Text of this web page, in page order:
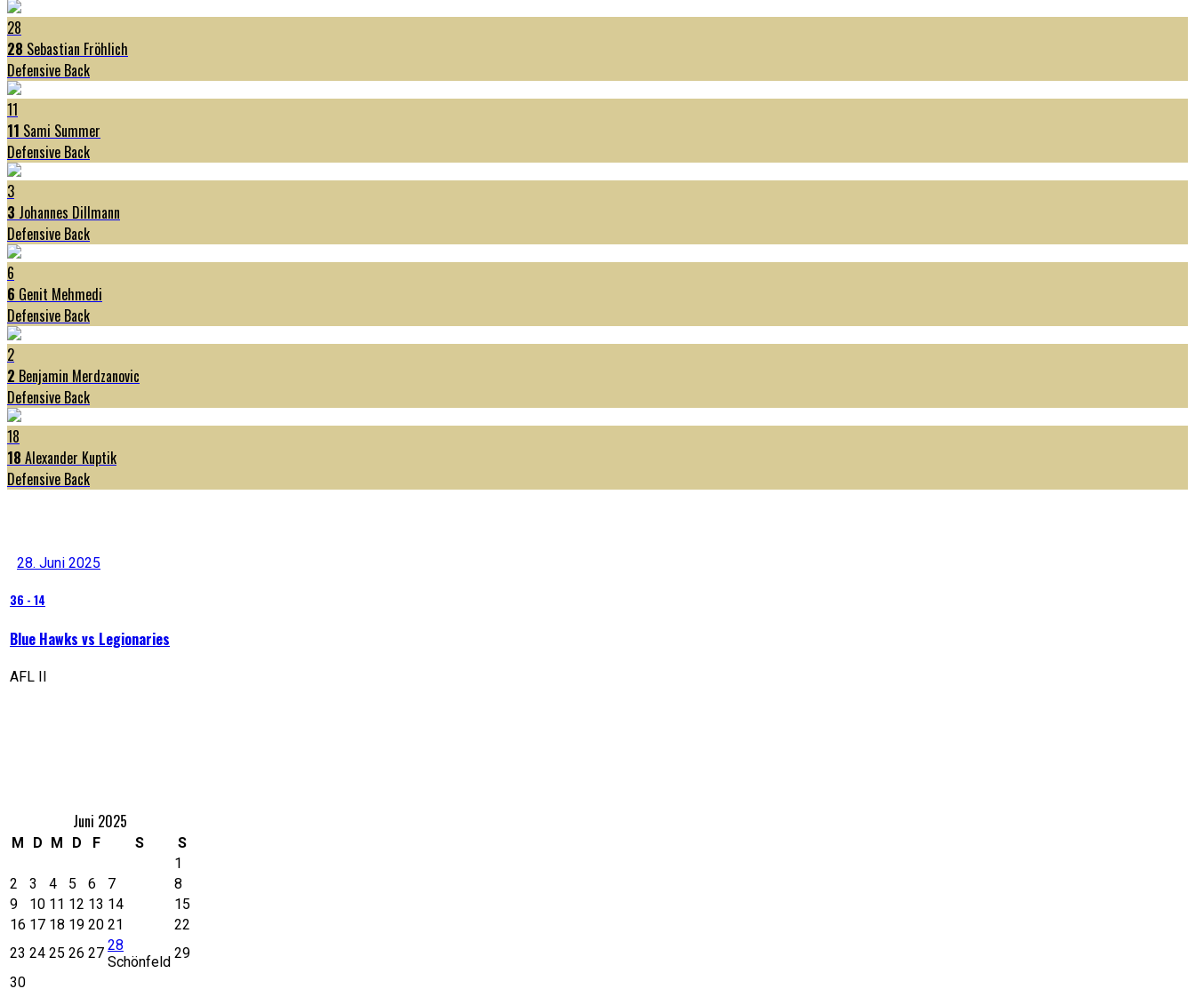
28
28 Sebastian Fröhlich
Defensive Back
11
11 Sami Summer
Defensive Back
3
3 Johannes Dillmann
Defensive Back
6
6 Genit Mehmedi
Defensive Back
2
2 Benjamin Merdzanovic
Defensive Back
18
18 Alexander Kuptik
Defensive Back
28. Juni 2025
36 - 14
Blue Hawks vs Legionaries
AFL II
Juni 2025
M D M D F S S
1
2
3 4 5 6 7
8
9
10 11 12 13 14
15
16 17 18 19 20 21
22
23 24 25 26 27 28
Schönfeld
29
30